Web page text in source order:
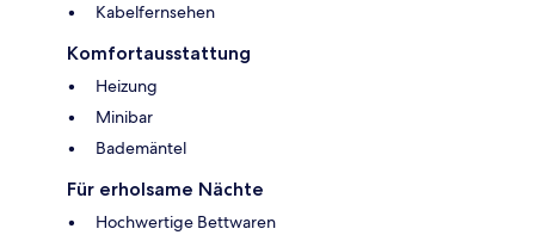
Kabelfernsehen
Komfortausstattung
Heizung
Minibar
Bademäntel
Für erholsame Nächte
Hochwertige Bettwaren